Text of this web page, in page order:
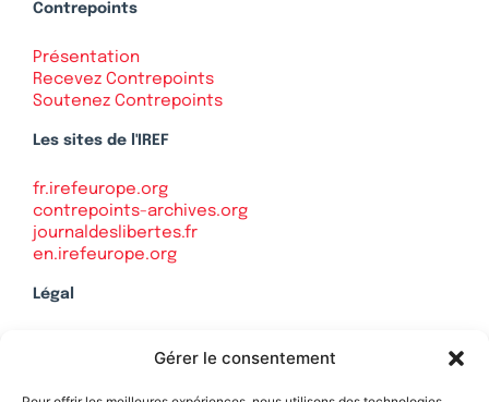
Gérer le consentement
Contrepoints
Présentation
Recevez Contrepoints
Soutenez Contrepoints
Les sites de l'IREF
fr.irefeurope.org
contrepoints-archives.org
journaldeslibertes.fr
en.irefeurope.org
Légal
Politique de confidentialité